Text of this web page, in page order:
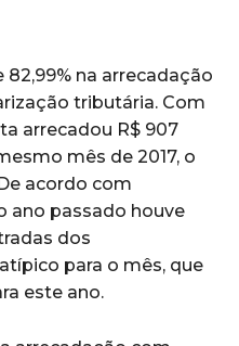
na arrecadação
tributária. Com
arrecadou R$ 907
mês de 2017, o
acordo com
ano passado houve
dos
para o mês, que
este ano.